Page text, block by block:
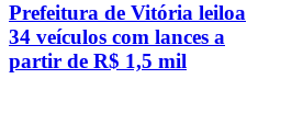
Prefeitura de Vitória leiloa
34 veículos com lances a
partir de R$ 1,5 mil